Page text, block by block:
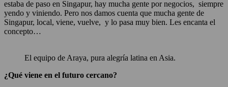
estaba de paso en Singapur, hay mucha gente por negocios, siempre
yendo y viniendo. Pero nos damos cuenta que mucha gente de
Singapur, local, viene, vuelve, y lo pasa muy bien. Les encanta el
concepto…
El equipo de Araya, pura alegría latina en Asia.
¿Qué viene en el futuro cercano?